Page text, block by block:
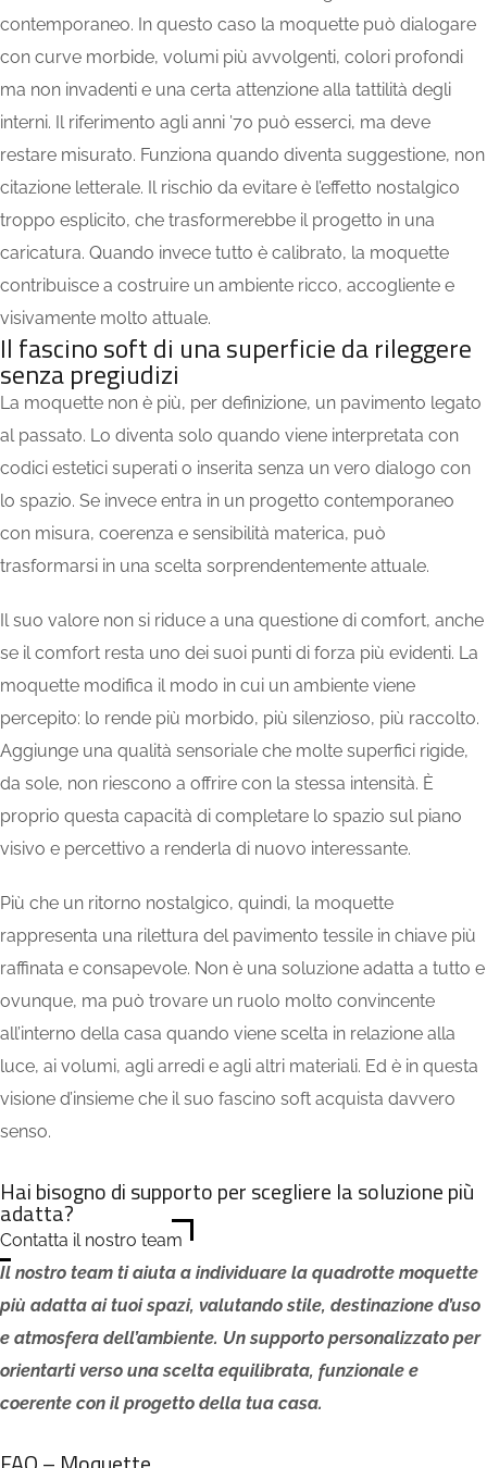
contemporaneo. In questo caso la moquette può dialogare
con curve morbide, volumi più avvolgenti, colori profondi
ma non invadenti e una certa attenzione alla tattilità degli
interni. Il riferimento agli anni ’70 può esserci, ma deve
restare misurato. Funziona quando diventa suggestione, non
citazione letterale. Il rischio da evitare è l’effetto nostalgico
troppo esplicito, che trasformerebbe il progetto in una
caricatura. Quando invece tutto è calibrato, la moquette
contribuisce a costruire un ambiente ricco, accogliente e
visivamente molto attuale.
Il fascino soft di una superficie da rileggere
senza pregiudizi
La moquette non è più, per definizione, un pavimento legato
al passato. Lo diventa solo quando viene interpretata con
codici estetici superati o inserita senza un vero dialogo con
lo spazio. Se invece entra in un progetto contemporaneo
con misura, coerenza e sensibilità materica, può
trasformarsi in una scelta sorprendentemente attuale.
Il suo valore non si riduce a una questione di comfort, anche
se il comfort resta uno dei suoi punti di forza più evidenti. La
moquette modifica il modo in cui un ambiente viene
percepito: lo rende più morbido, più silenzioso, più raccolto.
Aggiunge una qualità sensoriale che molte superfici rigide,
da sole, non riescono a offrire con la stessa intensità. È
proprio questa capacità di completare lo spazio sul piano
visivo e percettivo a renderla di nuovo interessante.
Più che un ritorno nostalgico, quindi, la moquette
rappresenta una rilettura del pavimento tessile in chiave più
raffinata e consapevole. Non è una soluzione adatta a tutto e
ovunque, ma può trovare un ruolo molto convincente
all’interno della casa quando viene scelta in relazione alla
luce, ai volumi, agli arredi e agli altri materiali. Ed è in questa
visione d’insieme che il suo fascino soft acquista davvero
senso.
Hai bisogno di supporto per scegliere la soluzione più
adatta?
Contatta il nostro team
Il nostro team ti aiuta a individuare la quadrotte moquette
più adatta ai tuoi spazi, valutando stile, destinazione d’uso
e atmosfera dell’ambiente. Un supporto personalizzato per
orientarti verso una scelta equilibrata, funzionale e
coerente con il progetto della tua casa.